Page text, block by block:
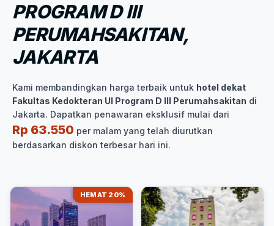
PROGRAM D III
PERUMAHSAKITAN,
JAKARTA
Kami membandingkan harga terbaik untuk hotel dekat
Fakultas Kedokteran UI Program D III Perumahsakitan di
Jakarta. Dapatkan penawaran eksklusif mulai dari
Rp 63.550 per malam yang telah diurutkan
berdasarkan diskon terbesar hari ini.
HEMAT 20%